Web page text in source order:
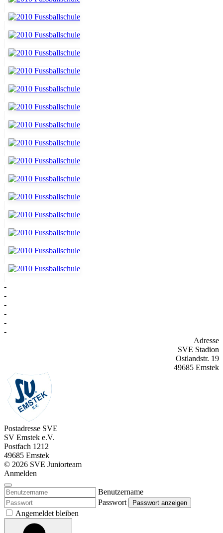
-
-
-
-
-
-
Adresse
SVE Stadion
Ostlandstr. 19
49685 Emstek
Postadresse SVE
SV Emstek e.V.
Postfach 1212
49685 Emstek
© 2026 SVE Juniorteam
Anmelden
Benutzername
Passwort
Passwort anzeigen
Angemeldet bleiben